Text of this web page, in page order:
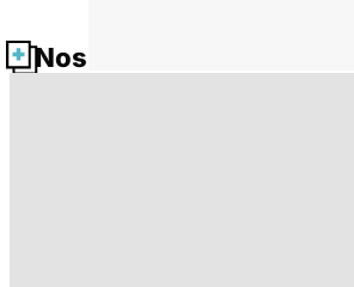
Nos fiches santé